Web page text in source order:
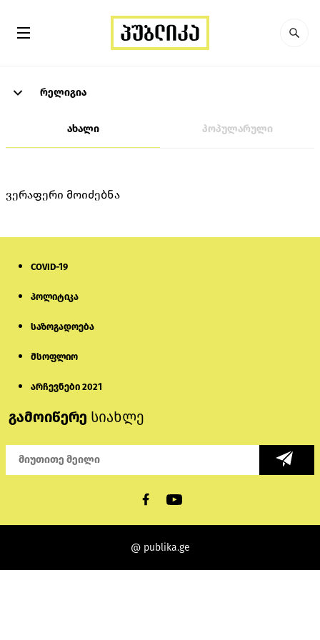
რელიგია
ახალი პოპულარული
ვერაფერი მოიძებნა
COVID-19
პოლიტიკა
საზოგადოება
მსოფლიო
არჩევნები 2021
გამოიწერე სიახლე
@ publika.ge